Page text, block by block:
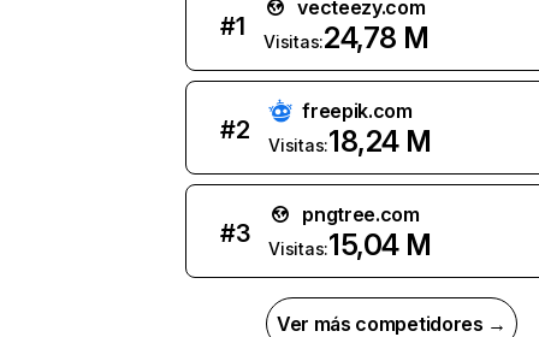
#1
vecteezy.com
Visitas:24,78 M
#2
freepik.com
Visitas:18,24 M
#3
pngtree.com
Visitas:15,04 M
Ver más competidores →